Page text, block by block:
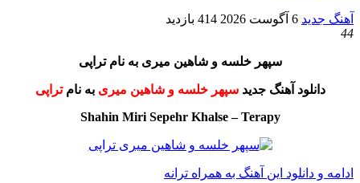
آهنگ جدید 6 آگوست 2026
414 بازدید
44
سپهر خلسه و شاهین میری به نام تراپی
دانلود آهنگ جدید سپهر خلسه و شاهین میری به نامتراپی
Shahin Miri Sepehr Khalse – Terapy
ادامه و دانلود این آهنگ به همراه ترانه